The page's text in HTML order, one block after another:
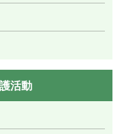
活動